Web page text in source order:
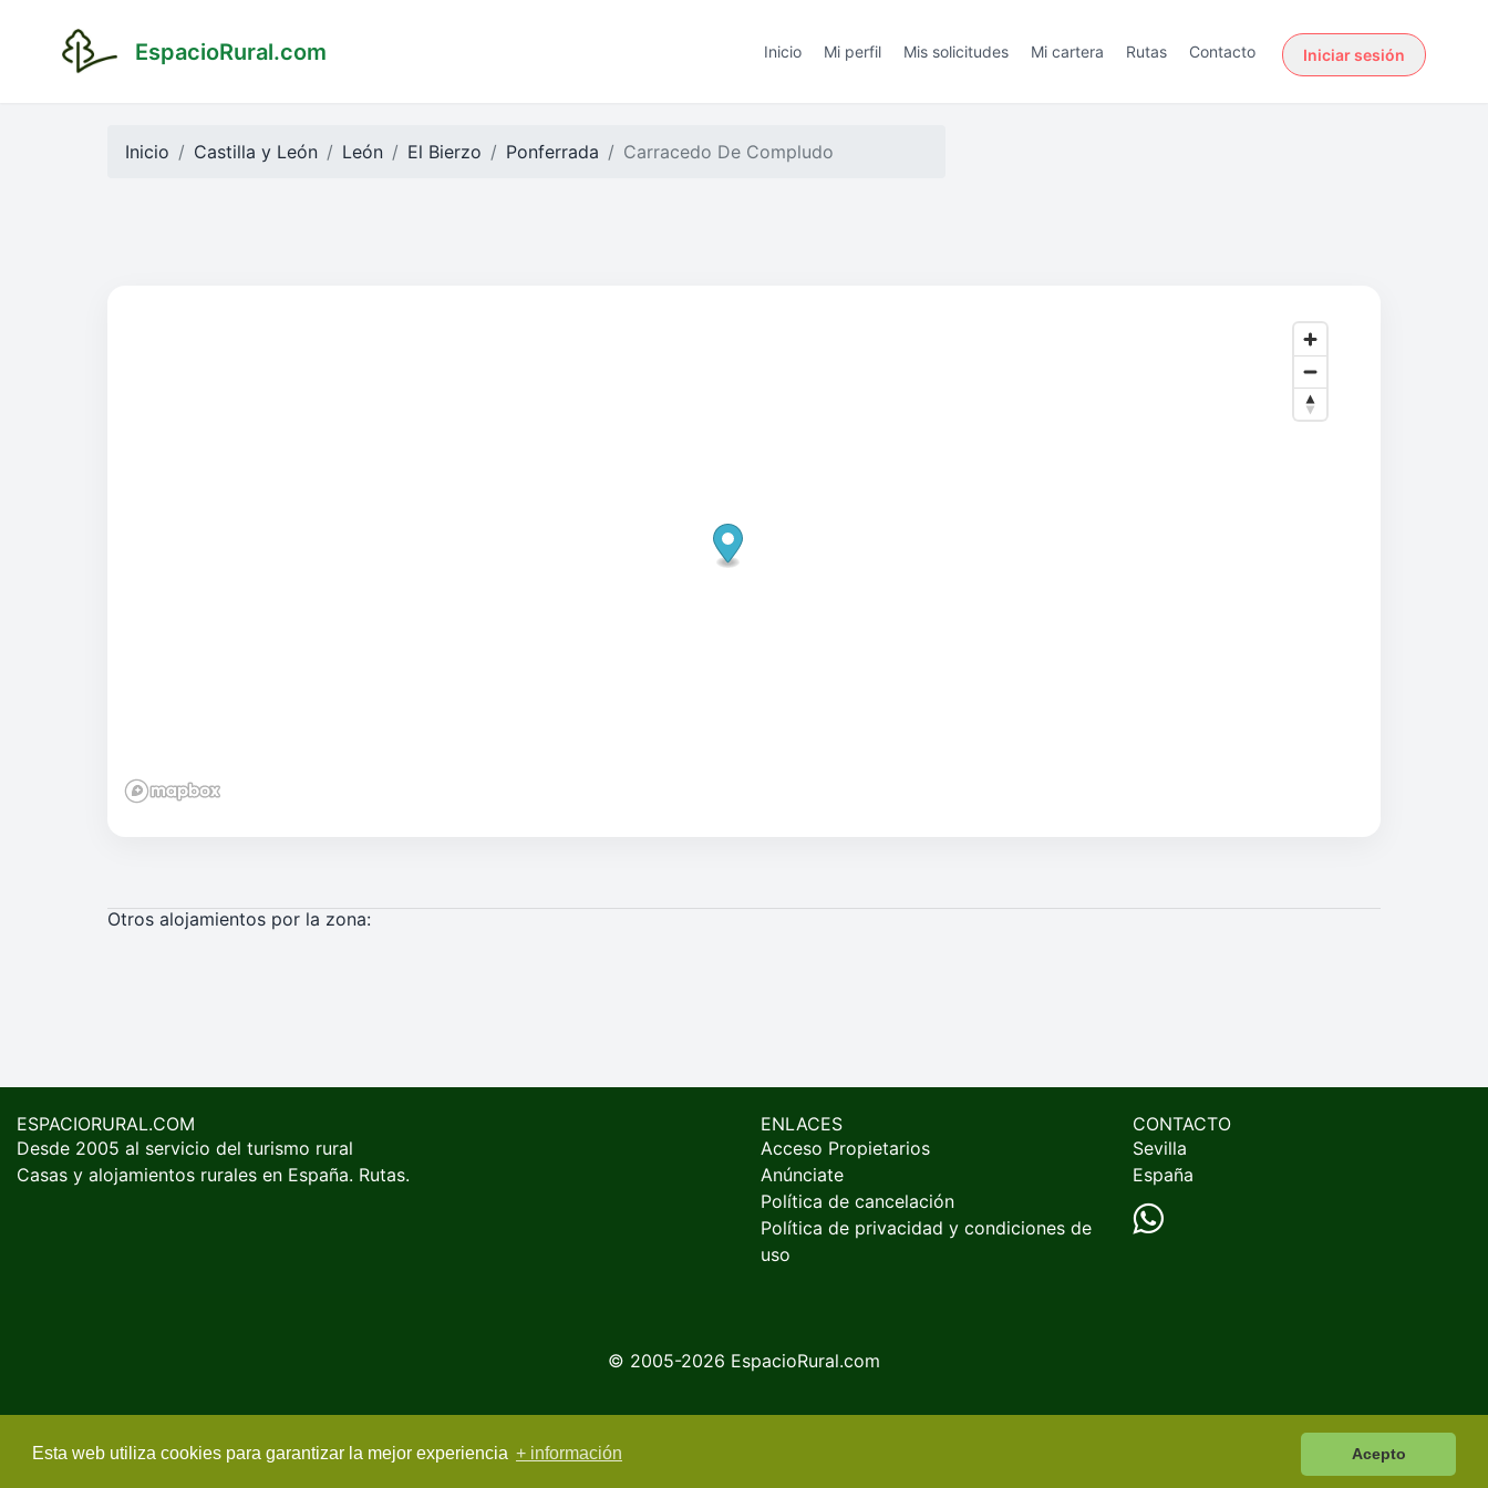
Esta web utiliza cookies para garantizar la mejor experiencia + información Acepto
EspacioRural.com Inicio Mi perfil Mis solicitudes Mi cartera Rutas Contacto Iniciar sesión
Inicio Castilla y León León El Bierzo Ponferrada Carracedo De Compludo
Otros alojamientos por la zona:
ESPACIORURAL.COM
Desde 2005 al servicio del turismo rural
Casas y alojamientos rurales en España. Rutas.
ENLACES
Acceso Propietarios
Anúnciate
Política de cancelación
Política de privacidad y condiciones de
uso
CONTACTO
Sevilla
España
© 2005-2026 EspacioRural.com